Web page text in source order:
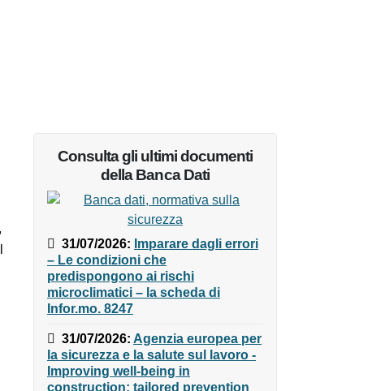
Consulta gli ultimi documenti
della Banca Dati
31/07/2026 :Imparare dagli
errori – Le condizioni che
predispongono ai rischi
microclimatici – la scheda di
Infor.mo. 8247
31/07/2026:Agenzia europea
per la sicurezza e la salute sul
lavoro - Improving well-being in